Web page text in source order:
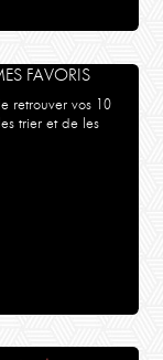
FAVORIS
retrouver vos 10
trier et de les